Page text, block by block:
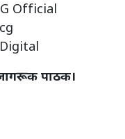
Official
पाठक।